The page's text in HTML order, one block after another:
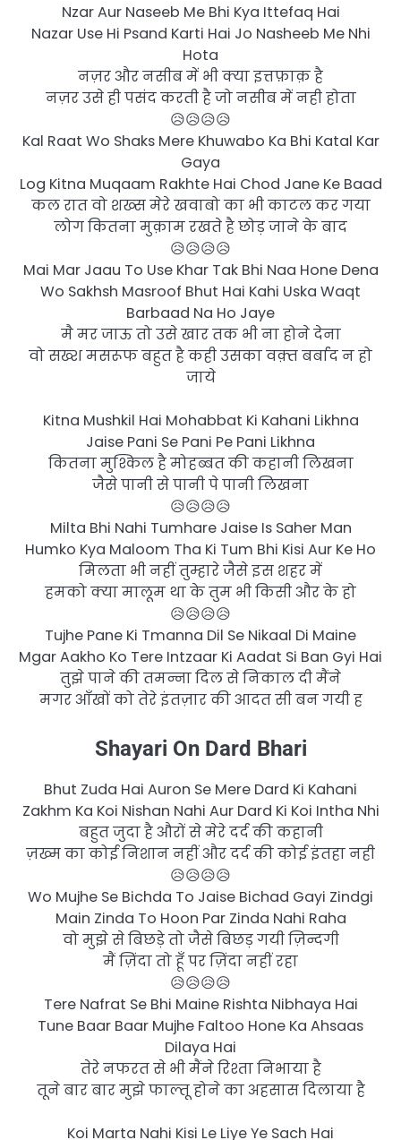
Nzar Aur Naseeb Me Bhi Kya Ittefaq Hai
Nazar Use Hi Psand Karti Hai Jo Nasheeb Me Nhi
Hota
नज़र और नसीब में भी क्या इत्तफ़ाक़ है
नज़र उसे ही पसंद करती है जो नसीब में नही होता
😥😥😥😥
Kal Raat Wo Shaks Mere Khuwabo Ka Bhi Katal Kar
Gaya
Log Kitna Muqaam Rakhte Hai Chod Jane Ke Baad
कल रात वो शख्स मेरे खवाबो का भी काटल कर गया
लोग कितना मुक़ाम रखते है छोड़ जाने के बाद
😥😥😥😥
Mai Mar Jaau To Use Khar Tak Bhi Naa Hone Dena
Wo Sakhsh Masroof Bhut Hai Kahi Uska Waqt
Barbaad Na Ho Jaye
मै मर जाऊ तो उसे खार तक भी ना होने देना
वो सख्श मसरूफ बहुत है कही उसका वक़्त बर्बाद न हो
जाये
Kitna Mushkil Hai Mohabbat Ki Kahani Likhna
Jaise Pani Se Pani Pe Pani Likhna
कितना मुश्किल है मोहब्बत की कहानी लिखना
जैसे पानी से पानी पे पानी लिखना
😥😥😥😥
Milta Bhi Nahi Tumhare Jaise Is Saher Man
Humko Kya Maloom Tha Ki Tum Bhi Kisi Aur Ke Ho
मिलता भी नहीं तुम्हारे जैसे इस शहर में
हमको क्या मालूम था के तुम भी किसी और के हो
😥😥😥😥
Tujhe Pane Ki Tmanna Dil Se Nikaal Di Maine
Mgar Aakho Ko Tere Intzaar Ki Aadat Si Ban Gyi Hai
तुझे पाने की तमन्ना दिल से निकाल दी मैंने
मगर आँखों को तेरे इंतज़ार की आदत सी बन गयी ह
Shayari On Dard Bhari
Bhut Zuda Hai Auron Se Mere Dard Ki Kahani
Zakhm Ka Koi Nishan Nahi Aur Dard Ki Koi Intha Nhi
बहुत जुदा है औरों से मेरे दर्द की कहानी
ज़ख्म का कोई निशान नहीं और दर्द की कोई इंतहा नही
😥😥😥😥
Wo Mujhe Se Bichda To Jaise Bichad Gayi Zindgi
Main Zinda To Hoon Par Zinda Nahi Raha
वो मुझे से बिछड़े तो जैसे बिछड़ गयी ज़िन्दगी
मैं ज़िंदा तो हूँ पर ज़िंदा नहीं रहा
😥😥😥😥
Tere Nafrat Se Bhi Maine Rishta Nibhaya Hai
Tune Baar Baar Mujhe Faltoo Hone Ka Ahsaas
Dilaya Hai
तेरे नफरत से भी मैंने रिश्ता निभाया है
तूने बार बार मुझे फाल्तू होने का अहसास दिलाया है
Koi Marta Nahi Kisi Le Liye Ye Sach Hai